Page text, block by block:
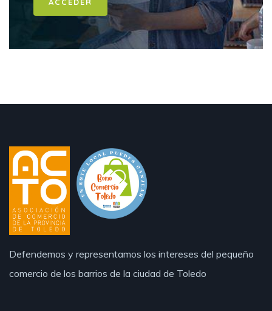
Defendemos y representamos los intereses del pequeño
comercio de los barrios de la ciudad de Toledo